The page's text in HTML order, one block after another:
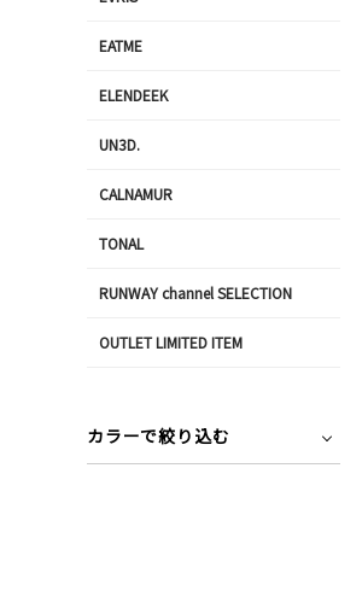
EATME
ELENDEEK
UN3D.
CALNAMUR
TONAL
RUNWAY channel SELECTION
OUTLET LIMITED ITEM
カラーで絞り込む